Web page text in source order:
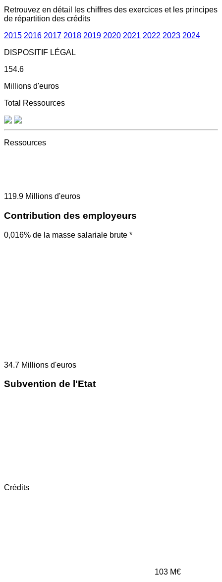
Retrouvez en détail les chiffres des exercices et les principes
de répartition des crédits
2015 2016 2017 2018 2019 2020 2021 2022 2023 2024
DISPOSITIF LÉGAL
154.6
Millions d'euros
Total Ressources
Ressources
119.9 Millions d'euros
Contribution des employeurs
0,016% de la masse salariale brute *
34.7 Millions d'euros
Subvention de l'Etat
Crédits
103 M€